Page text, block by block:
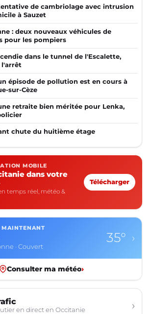
de cambriolage avec intrusion
à Sauzet
: deux nouveaux véhicules de
pour les pompiers
dans le tunnel de l'Escalette,
l'arrêt
épisode de pollution est en cours à
sur-Cèze
retraite bien méritée pour Lenka,
chute du huitième étage
MOBILE
dans votre
temps réel, météo &
Télécharger
MAINTENANT
· Couvert
35° ›
Consulter ma météo›
en direct en Occitanie ›